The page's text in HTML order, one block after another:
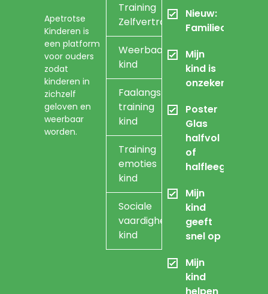
Apetrotse
Kinderen is
een platform
voor ouders
zodat
kinderen in
zichzelf
geloven en
weerbaar
worden.
Training
Zelfvertrouwen
Weerbaarheidstraining
kind
Faalangst
training
kind
Training
emoties
kind
Sociale
vaardigheidstraining
kind
Nieuw:
Mijn
kind is
onzeker
Poster
Glas
halfvol
of
halfleeg
Mijn
kind
geeft
snel op
Mijn
kind